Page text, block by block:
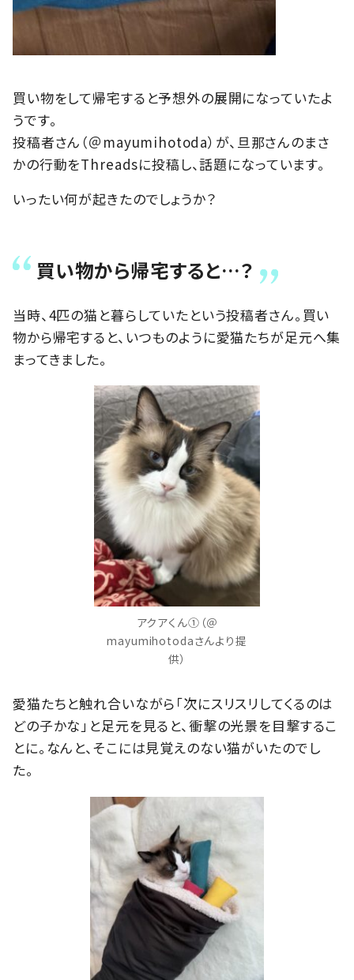
買い物をして帰宅すると予想外の展開になっていたよ
うです。
投稿者さん（＠mayumihotoda）が、旦那さんのまさ
かの行動をThreadsに投稿し、話題になっています。
いったい何が起きたのでしょうか？
買い物から帰宅すると…？
当時、4匹の猫と暮らしていたという投稿者さん。買い
物から帰宅すると、いつものように愛猫たちが足元へ集
まってきました。
アクアくん①（＠
mayumihotodaさんより提
供）
愛猫たちと触れ合いながら「次にスリスリしてくるのは
どの子かな」と足元を見ると、衝撃の光景を目撃するこ
とに。なんと、そこには見覚えのない猫がいたのでし
た。